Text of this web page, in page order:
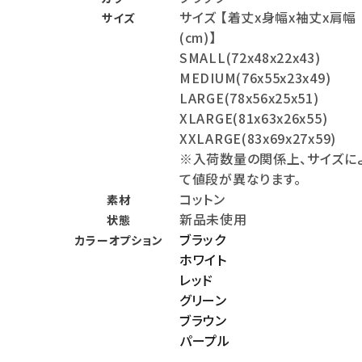
person 会員登録
サイズ
サイズ 【着丈x身幅x袖丈x肩幅
(cm)】
SMALL(72x48x22x43)
MEDIUM(76x55x23x49)
LARGE(78x56x25x51)
XLARGE(81x63x26x55)
XXLARGE(83x69x27x59)
※入荷数量の関係上、サイズに
て値段が異なります。
素材 コットン
状態 新品未使用
カラーオプション
ブラック
ホワイト
レッド
グリーン
ブラウン
パープル